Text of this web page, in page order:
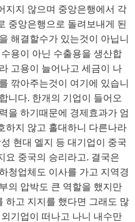
지지 않으며 중앙은행에서 각
중앙은행으로 돌려보내게 된
해결할수가 있는것이 아닙니
용이 아닌 수출용을 생산합
고용이 늘어나고 세금이 나
깎아주는것이 여기에 있습니
니다. 한개의 기업이 들어오
을 하기때문에 경제효과가 엄
하지 않고 홀대하니 다른나라
현대 엘지 등 대기업이 중국
요 중국의 승리라고. 결국은
청업체도 이사를 가고 지역경
의 압박도 큰 역할을 했지만
하고 지지를 했다면 그래도 많
기업이 떠나고 나니 내수만